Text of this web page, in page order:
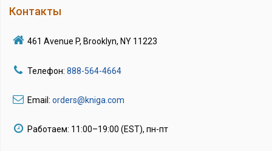
Контакты
461 Avenue P, Brooklyn, NY 11223
Телефон: 888-564-4664
Email: orders@kniga.com
Работаем: 11:00–19:00 (EST), пн-пт